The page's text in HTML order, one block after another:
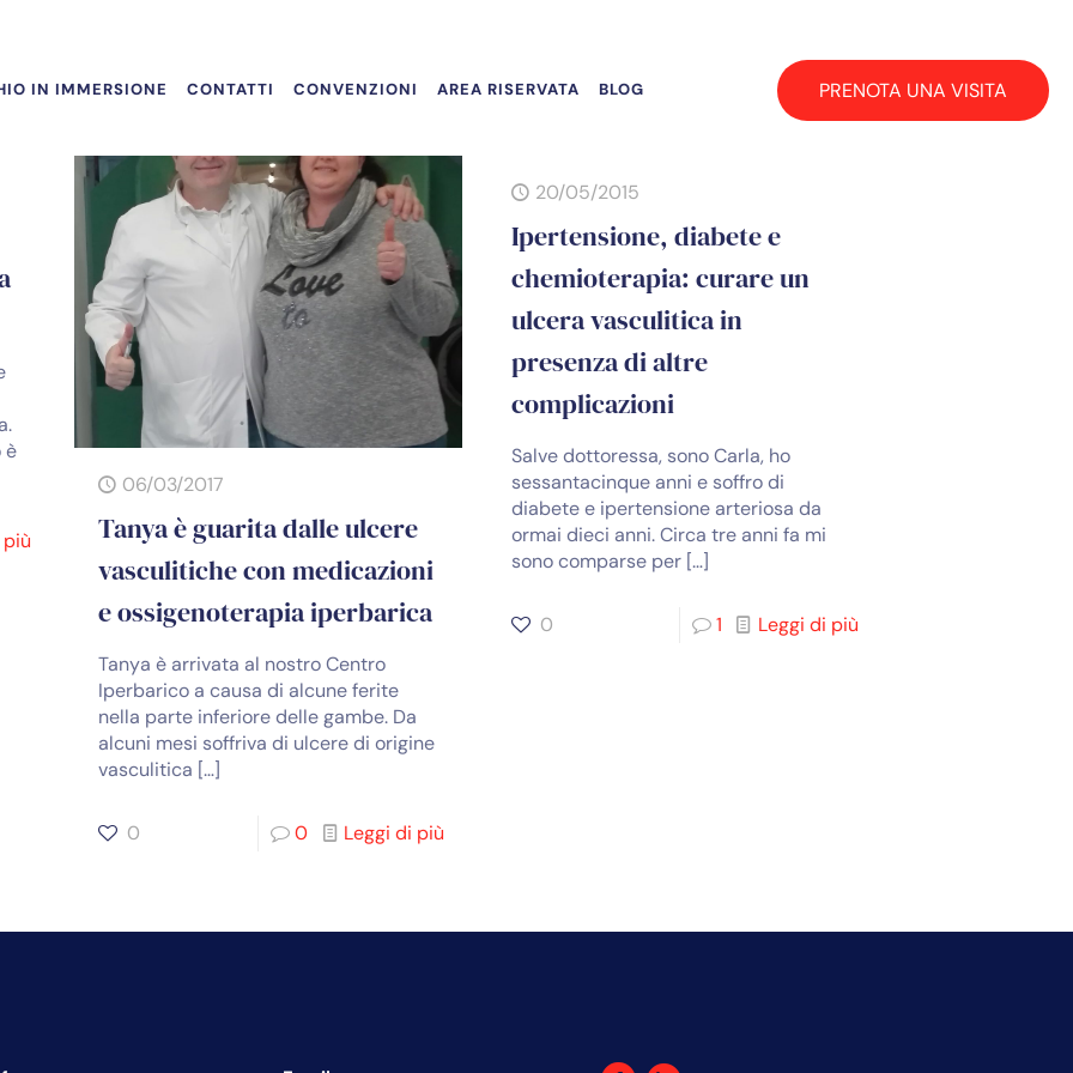
IN IMMERSIONE CONTATTI CONVENZIONI AREA RISERVATA BLOG PRENOTA UNA VISITA
è
06/03/2017
Tanya è guarita dalle ulcere
vasculitiche con medicazioni
e ossigenoterapia iperbarica
Tanya è arrivata al nostro Centro
Iperbarico a causa di alcune ferite
nella parte inferiore delle gambe. Da
alcuni mesi soffriva di ulcere di origine
vasculitica […]
0 0 Leggi di più
20/05/2015
Ipertensione, diabete e
chemioterapia: curare un
ulcera vasculitica in
presenza di altre
complicazioni
Salve dottoressa, sono Carla, ho
sessantacinque anni e soffro di
diabete e ipertensione arteriosa da
ormai dieci anni. Circa tre anni fa mi
sono comparse per[…]
0 1 Leggi di più